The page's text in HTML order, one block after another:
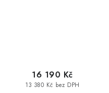
13 380 Kč bez DPH
16 190 Kč